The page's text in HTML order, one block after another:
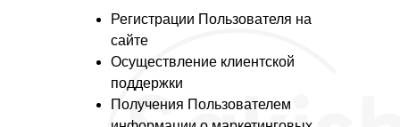
Регистрации Пользователя на
сайте
Осуществление клиентской
поддержки
Получения Пользователем